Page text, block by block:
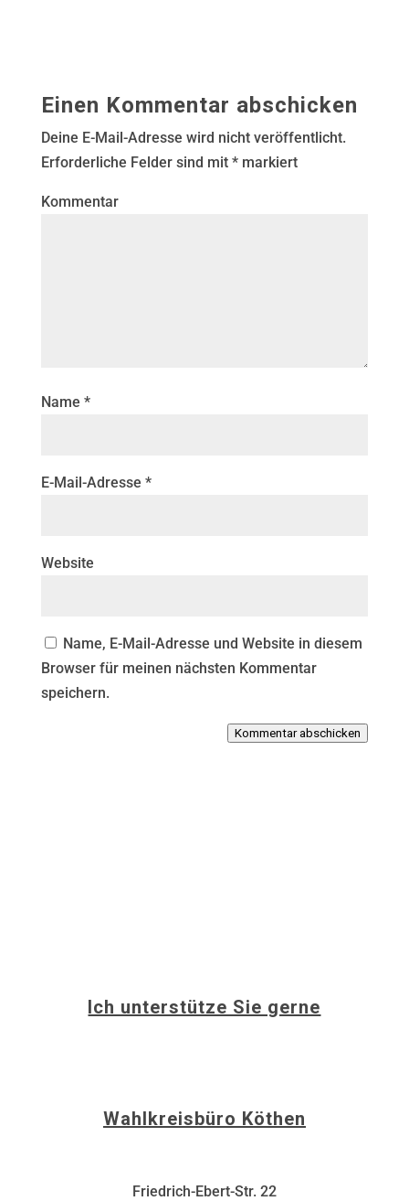
Einen Kommentar abschicken
Deine E-Mail-Adresse wird nicht veröffentlicht.
Erforderliche Felder sind mit *markiert
Kommentar
Name *
E-Mail-Adresse *
Website
Name, E-Mail-Adresse und Website in diesem
Browser für meinen nächsten Kommentar
speichern.
Kommentar abschicken
Ich unterstütze Sie gerne
Wahlkreisbüro Köthen
Friedrich-Ebert-Str. 22